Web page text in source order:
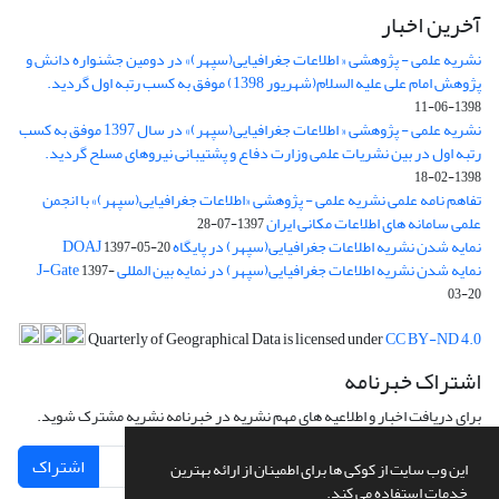
این وب سایت از کوکی ها برای اطمینان از ارائه بهترین
خدمات استفاده می کند.
آخرین اخبار
نشریه علمی - پژوهشی « اطلاعات جغرافیایی(سپهر)» در دومین جشنواره دانش و
پژوهش امام علی علیه السلام(شهریور 1398) موفق به کسب رتبه اول گردید.
1398-06-11
نشریه علمی - پژوهشی « اطلاعات جغرافیایی(سپهر)» در سال 1397 موفق به کسب
رتبه اول در بین نشریات علمی وزارت دفاع و پشتیبانی نیروهای مسلح گردید.
1398-02-18
تفاهم نامه علمی نشریه علمی - پژوهشی «اطلاعات جغرافیایی(سپهر)» با انجمن
علمی سامانه های اطلاعات مکانی ایران1397-07-28
نمایه شدن نشریه اطلاعات جغرافیایی(سپهر) در پایگاه DOAJ1397-05-20
نمایه شدن نشریه اطلاعات جغرافیایی(سپهر) در نمایه بین المللی J-Gate1397-
03-20
Quarterly of Geographical Data is licensed underCC BY-ND 4.0
اشتراک خبرنامه
برای دریافت اخبار و اطلاعیه های مهم نشریه در خبرنامه نشریه مشترک شوید.
اشتراک